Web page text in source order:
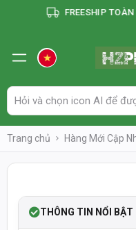
FREESHIP TOÀN
Trang chủ Hàng Mới Cập
THÔNG TIN NỔI BẬT